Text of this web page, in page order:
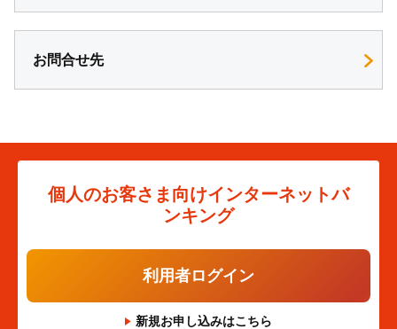
お問合せ先
個人のお客さま向けインターネットバ
ンキング
利用者ログイン
新規お申し込みはこちら